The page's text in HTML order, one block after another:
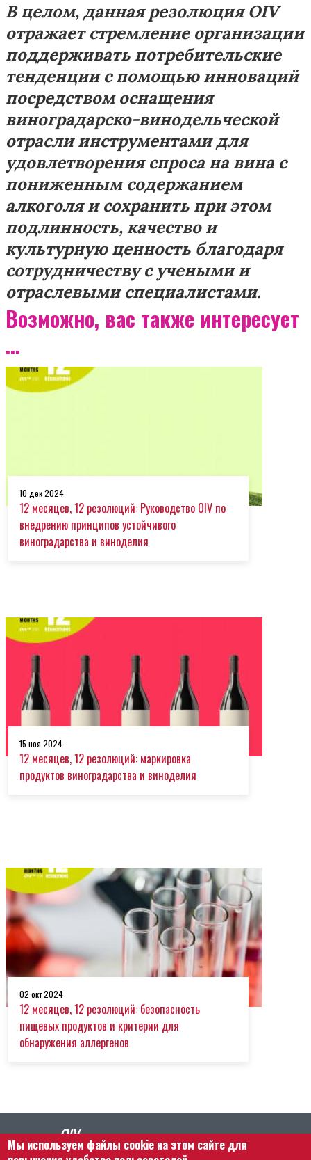
В целом, данная резолюция OIV
отражает стремление организации
поддерживать потребительские
тенденции с помощью инноваций
посредством оснащения
виноградарско-винодельческой
отрасли инструментами для
удовлетворения спроса на вина с
пониженным содержанием
алкоголя и сохранить при этом
подлинность, качество и
культурную ценность благодаря
сотрудничеству с учеными и
отраслевыми специалистами.
Возможно, вас также интересует
...
10 дек 2024
12 месяцев, 12 резолюций: Руководство OIV по
внедрению принципов устойчивого
виноградарства и виноделия
15 ноя 2024
12 месяцев, 12 резолюций: маркировка
продуктов виноградарства и виноделия
02 окт 2024
12 месяцев, 12 резолюций: безопасность
пищевых продуктов и критерии для
обнаружения аллергенов
Мы используем файлы cookie на этом сайте для